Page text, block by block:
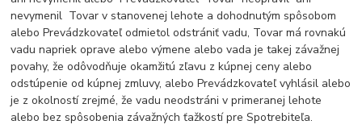
nevymenil Tovar v stanovenej lehote a dohodnutým spôsobom
alebo Prevádzkovateľ odmietol odstrániť vadu, Tovar má rovnakú
vadu napriek oprave alebo výmene alebo vada je takej závažnej
povahy, že odôvodňuje okamžitú zľavu z kúpnej ceny alebo
odstúpenie od kúpnej zmluvy, alebo Prevádzkovateľ vyhlásil alebo
je z okolností zrejmé, že vadu neodstráni v primeranej lehote
alebo bez spôsobenia závažných ťažkostí pre Spotrebiteľa.